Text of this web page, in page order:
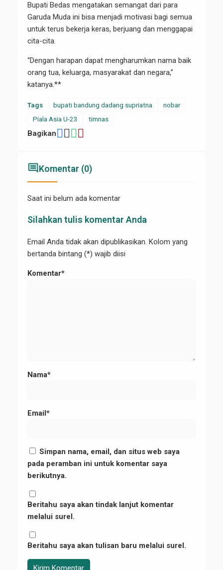
Bupati Bedas mengatakan semangat dari para
Garuda Muda ini bisa menjadi motivasi bagi semua
untuk terus bekerja keras, berjuang dan menggapai
cita-cita.
“Dengan harapan dapat mengharumkan nama baik
orang tua, keluarga, masyarakat dan negara,”
katanya.**
Tags bupati bandung dadang supriatna
nobar
Piala Asia U-23
timnas
Bagikan
commentKomentar (0)
Saat ini belum ada komentar
Silahkan tulis komentar Anda
Email Anda tidak akan dipublikasikan. Kolom yang
bertanda bintang (*) wajib diisi
Komentar*
Nama*
Email*
Simpan nama, email, dan situs web saya
pada peramban ini untuk komentar saya
berikutnya.
Beritahu saya akan tindak lanjut komentar
melalui surel.
Beritahu saya akan tulisan baru melalui surel.